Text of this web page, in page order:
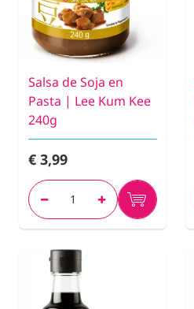
Salsa de Soja en
Pasta | Lee Kum Kee
240g
€ 3,99